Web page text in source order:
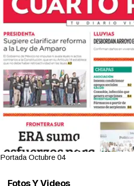
Portada Octubre 04
Fotos Y Videos